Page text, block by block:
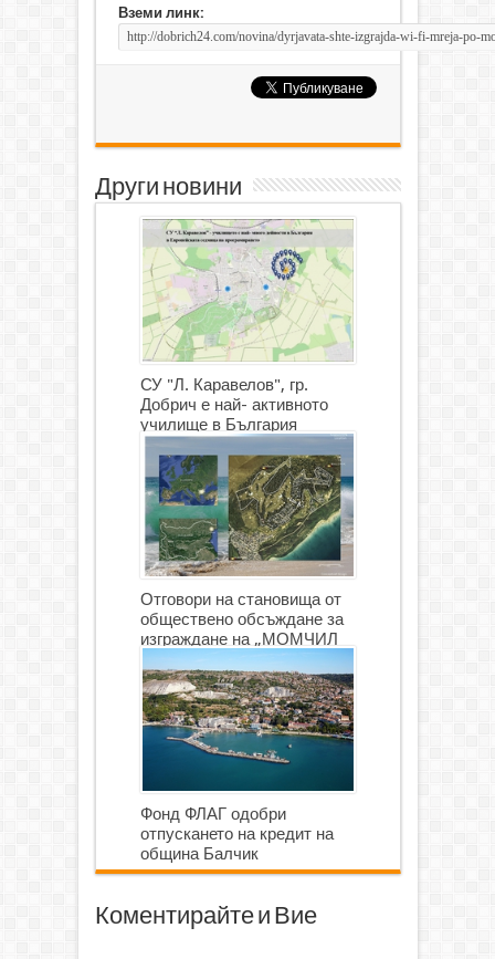
Вземи линк:
Други новини
СУ "Л. Каравелов", гр.
Добрич е най- активното
училище в България
Отговори на становища от
обществено обсъждане за
изграждане на „МОМЧИЛ
ГОЛФ И ГОЛФ ИГРИЩЕ”
Фонд ФЛАГ одобри
отпускането на кредит на
община Балчик
Коментирайте и Вие